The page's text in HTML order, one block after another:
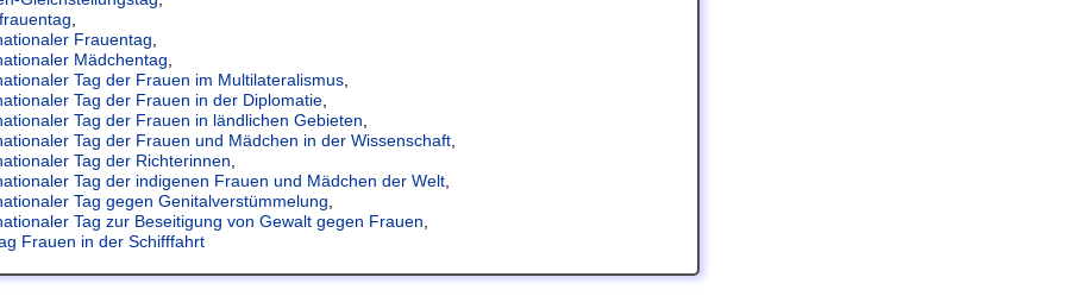
Frauentag
Mädchentag
Tag der Frauen im Multilateralismus
Tag der Frauen in der Diplomatie
Tag der Frauen in ländlichen Gebieten
Tag der Frauen und Mädchen in der Wissenschaft
Tag der Richterinnen
Tag der indigenen Frauen und Mädchen der Welt
Tag gegen Genitalverstümmelung
Tag zur Beseitigung von Gewalt gegen Frauen
Frauen in der Schifffahrt